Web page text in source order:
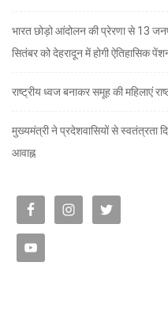
भारत छोड़ो आंदोलन की प्रेरणा से 13
सितंबर को देहरादून में होगी ऐतिहासिक
राष्ट्रीय ध्वज बनाकर समूह की महिलाएं
मुख्यमंत्री ने प्रदेशवासियों से स्वतंत्रता
आवाह्न